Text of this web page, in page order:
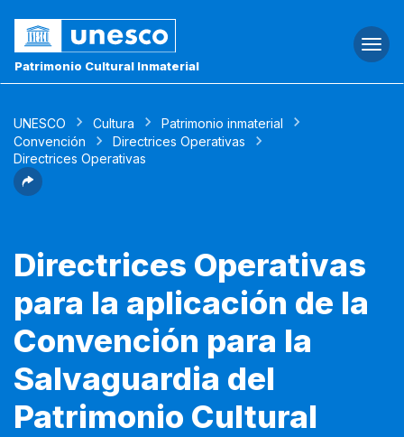
Patrimonio Cultural Inmaterial
UNESCO Cultura
Patrimonio inmaterial
Convención
Directrices Operativas
Directrices Operativas
Directrices Operativas
para la aplicación de la
Convención para la
Salvaguardia del
Patrimonio Cultural